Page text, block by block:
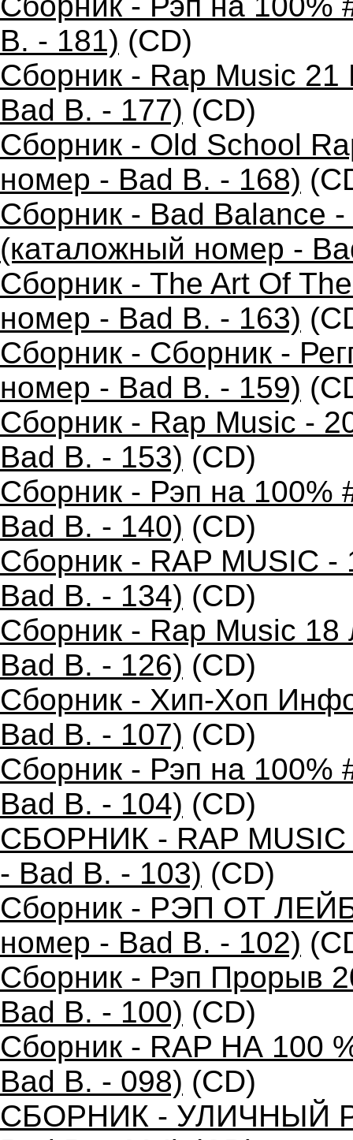
B. - 181) (CD)
Сборник - Rap Music
Bad B. - 177) (CD)
Сборник - Old School
номер - Bad B. - 168)
Сборник - Bad Balance
(каталожный номер -
Сборник - The Art Of
номер - Bad B. - 163)
Сборник - Сборник -
номер - Bad B. - 159)
Сборник - Rap Music -
Bad B. - 153) (CD)
Сборник - Рэп на 100%
Bad B. - 140) (CD)
Сборник - RAP MUSIC
Bad B. - 134) (CD)
Сборник - Rap Music
Bad B. - 126) (CD)
Сборник - Хип-Хоп
Bad B. - 107) (CD)
Сборник - Рэп на 100%
Bad B. - 104) (CD)
СБОРНИК - RAP MUSIC
- Bad B. - 103) (CD)
Сборник - РЭП ОТ
номер - Bad B. - 102)
Сборник - Рэп Прорыв
Bad B. - 100) (CD)
Сборник - RAP НА 100
Bad B. - 098) (CD)
СБОРНИК - УЛИЧНЫЙ